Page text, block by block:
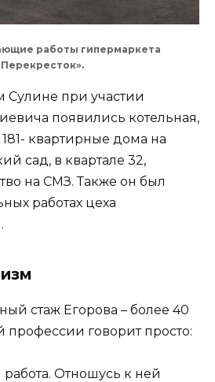
работы гипермаркета
при участии
появились котельная,
квартирные дома на
сад, в квартале 32,
на СМЗ. Также он был
работах цеха
стаж Егорова – более 40
профессии говорит просто:
Отношусь к ней